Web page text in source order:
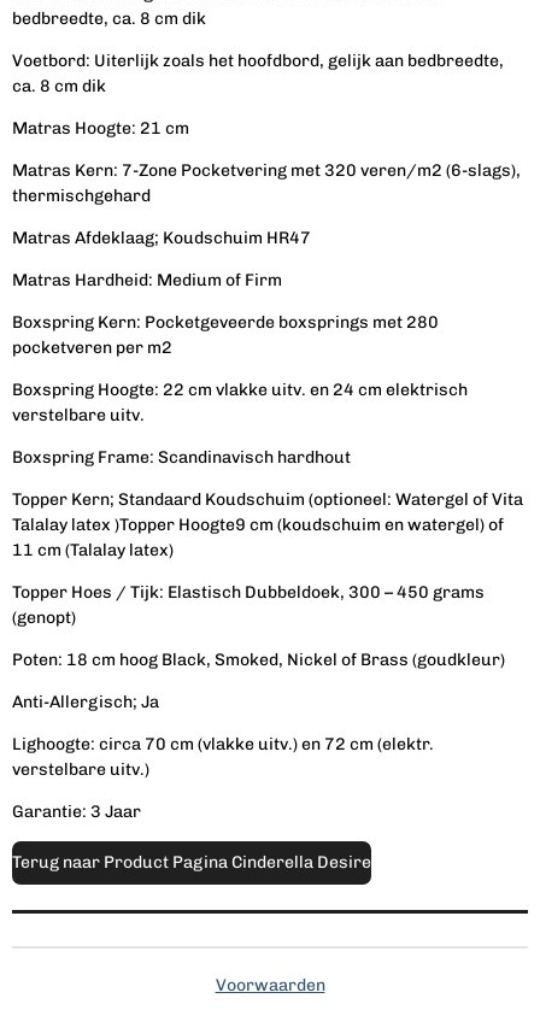
bedbreedte, ca. 8 cm dik
Voetbord: Uiterlijk zoals het hoofdbord, gelijk aan bedbreedte,
ca. 8 cm dik
Matras Hoogte: 21 cm
Matras Kern: 7-Zone Pocketvering met 320 veren/m2 (6-slags),
thermischgehard
Matras Afdeklaag; Koudschuim HR47
Matras Hardheid: Medium of Firm
Boxspring Kern: Pocketgeveerde boxsprings met 280
pocketveren per m2
Boxspring Hoogte: 22 cm vlakke uitv. en 24 cm elektrisch
verstelbare uitv.
Boxspring Frame: Scandinavisch hardhout
Topper Kern; Standaard Koudschuim (optioneel: Watergel of Vita
Talalay latex )Topper Hoogte9 cm (koudschuim en watergel) of
11 cm (Talalay latex)
Topper Hoes / Tijk: Elastisch Dubbeldoek, 300 – 450 grams
(genopt)
Poten: 18 cm hoog Black, Smoked, Nickel of Brass (goudkleur)
Anti-Allergisch; Ja
Lighoogte: circa 70 cm (vlakke uitv.) en 72 cm (elektr.
verstelbare uitv.)
Garantie: 3 Jaar
Terug naar Product Pagina Cinderella Desire
Voorwaarden